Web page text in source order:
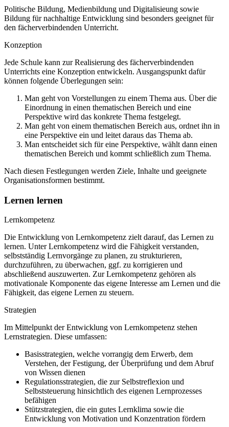
Politische Bildung, Medienbildung und Digitalisieung sowie
Bildung für nachhaltige Entwicklung sind besonders geeignet für
den fächerverbindenden Unterricht.
Konzeption
Jede Schule kann zur Realisierung des fächerverbindenden
Unterrichts eine Konzeption entwickeln. Ausgangspunkt dafür
können folgende Überlegungen sein:
Man geht von Vorstellungen zu einem Thema aus. Über die
Einordnung in einen thematischen Bereich und eine
Perspektive wird das konkrete Thema festgelegt.
Man geht von einem thematischen Bereich aus, ordnet ihn in
eine Perspektive ein und leitet daraus das Thema ab.
Man entscheidet sich für eine Perspektive, wählt dann einen
thematischen Bereich und kommt schließlich zum Thema.
Nach diesen Festlegungen werden Ziele, Inhalte und geeignete
Organisationsformen bestimmt.
Lernen lernen
Lernkompetenz
Die Entwicklung von Lernkompetenz zielt darauf, das Lernen zu
lernen. Unter Lernkompetenz wird die Fähigkeit verstanden,
selbstständig Lernvorgänge zu planen, zu strukturieren,
durchzuführen, zu überwachen, ggf. zu korrigieren und
abschließend auszuwerten. Zur Lernkompetenz gehören als
motivationale Komponente das eigene Interesse am Lernen und die
Fähigkeit, das eigene Lernen zu steuern.
Strategien
Im Mittelpunkt der Entwicklung von Lernkompetenz stehen
Lernstrategien. Diese umfassen:
Basisstrategien, welche vorrangig dem Erwerb, dem
Verstehen, der Festigung, der Überprüfung und dem Abruf
von Wissen dienen
Regulationsstrategien, die zur Selbstreflexion und
Selbststeuerung hinsichtlich des eigenen Lernprozesses
befähigen
Stützstrategien, die ein gutes Lernklima sowie die
Entwicklung von Motivation und Konzentration fördern